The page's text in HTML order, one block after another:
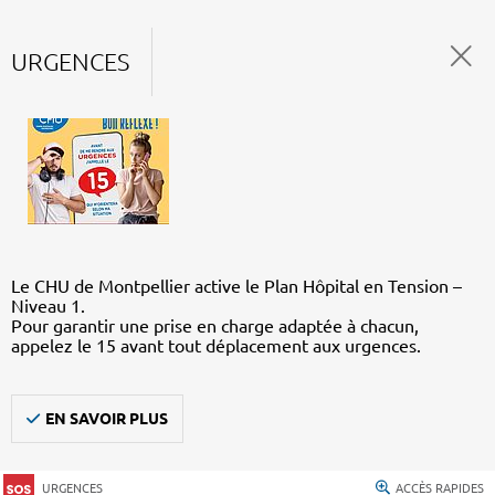
URGENCES
Le CHU de Montpellier active le Plan Hôpital en Tension –
Niveau 1.
Pour garantir une prise en charge adaptée à chacun,
appelez le 15 avant tout déplacement aux urgences.
EN SAVOIR PLUS
URGENCES ACCÈS RAPIDES